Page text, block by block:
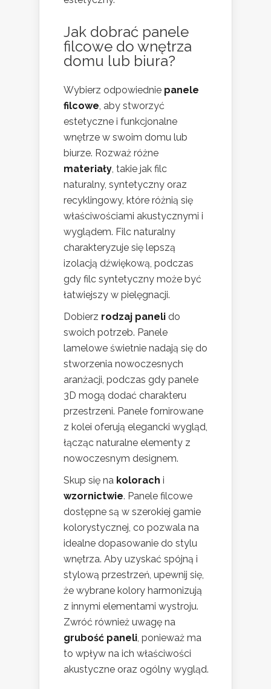
Jak dobrać panele
filcowe do wnętrza
domu lub biura?
Wybierz odpowiednie panele
filcowe, aby stworzyć
estetyczne i funkcjonalne
wnętrze w swoim domu lub
biurze. Rozważ różne
materiały, takie jak filc
naturalny, syntetyczny oraz
recyklingowy, które różnią się
właściwościami akustycznymi i
wyglądem. Filc naturalny
charakteryzuje się lepszą
izolacją dźwiękową, podczas
gdy filc syntetyczny może być
łatwiejszy w pielęgnacji.
Dobierz rodzaj paneli do
swoich potrzeb. Panele
lamelowe świetnie nadają się do
stworzenia nowoczesnych
aranżacji, podczas gdy panele
3D mogą dodać charakteru
przestrzeni. Panele fornirowane
z kolei oferują elegancki wygląd,
łącząc naturalne elementy z
nowoczesnym designem.
Skup się na kolorach i
wzornictwie. Panele filcowe
dostępne są w szerokiej gamie
kolorystycznej, co pozwala na
idealne dopasowanie do stylu
wnętrza. Aby uzyskać spójną i
stylową przestrzeń, upewnij się,
że wybrane kolory harmonizują
z innymi elementami wystroju.
Zwróć również uwagę na
grubość paneli, ponieważ ma
to wpływ na ich właściwości
akustyczne oraz ogólny wygląd.